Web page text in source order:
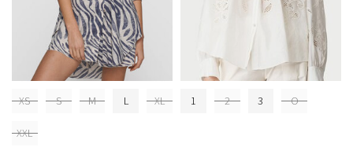
XS S M L XL
XXL
1 2 3 O